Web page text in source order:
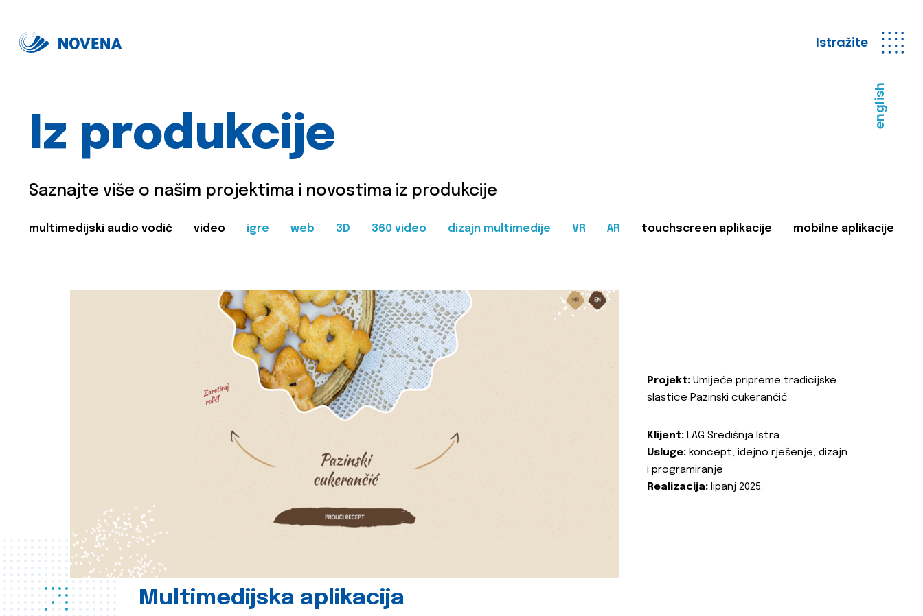
Istražite
english
Iz produkcije
Saznajte više o našim projektima i novostima iz produkcije
multimedijski audio vodič video igre web 3D 360 video dizajn multimedije VR AR touchscreen aplikacije mobilne aplikacije
Multimedijska aplikacija
Projekt: Umijeće pripreme tradicijske
slastice Pazinski cukerančić
Klijent: LAG Središnja Istra
Usluge: koncept, idejno rješenje, dizajn
i programiranje
Realizacija: lipanj 2025.